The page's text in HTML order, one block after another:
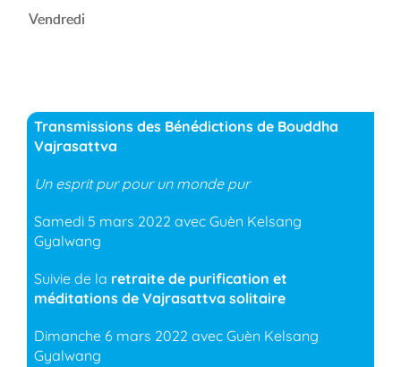
Vendredi
Transmissions des Bénédictions de Bouddha
Vajrasattva
Un esprit pur pour un monde pur
Samedi 5 mars 2022 avec Guèn Kelsang
Gyalwang
Suivie de la retraite de purification et
méditations de Vajrasattva solitaire
Dimanche 6 mars 2022 avec Guèn Kelsang
Gyalwang